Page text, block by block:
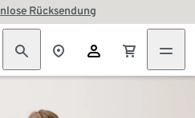
Rücksendung